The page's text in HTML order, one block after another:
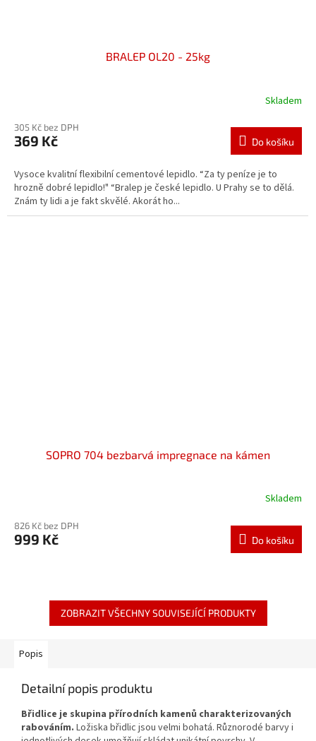
BRALEP OL20 - 25kg
Skladem
305 Kč bez DPH
369 Kč Do košíku
Vysoce kvalitní flexibilní cementové lepidlo. “Za ty peníze je to
hrozně dobré lepidlo!" “Bralep je české lepidlo. U Prahy se to dělá.
Znám ty lidi a je fakt skvělé. Akorát ho...
SOPRO 704 bezbarvá impregnace na kámen
Skladem
826 Kč bez DPH
999 Kč Do košíku
ZOBRAZIT VŠECHNY SOUVISEJÍCÍ PRODUKTY
Popis
Detailní popis produktu
Břidlice je skupina přírodních kamenů charakterizovaných
rabováním. Ložiska břidlic jsou velmi bohatá. Různorodé barvy i